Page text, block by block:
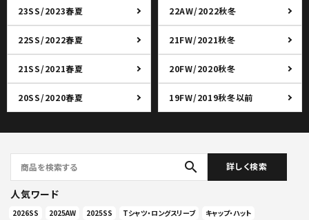
23SS/2023春夏 22AW/2022秋冬
22SS/2022春夏 21FW/2021秋冬
21SS/2021春夏 20FW/2020秋冬
20SS/2020春夏 19FW/2019秋冬以前
search 詳しく検索
人気ワード
2026SS 2025AW 2025SS Tシャツ・ロングスリーブ
キャップ・ハット